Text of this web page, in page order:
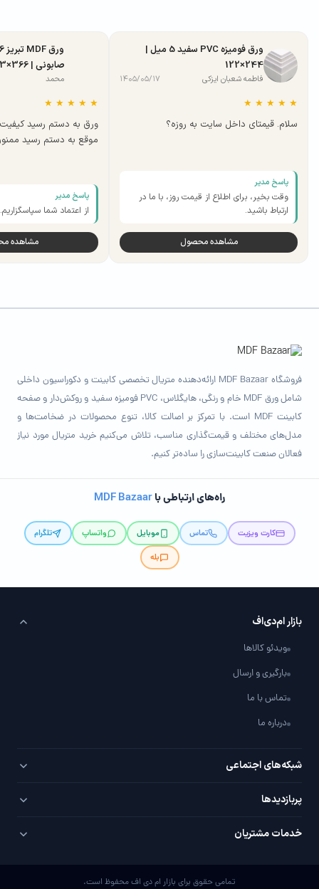
ورق فومیزه PVC سفید 5 میل |
244×122
فاطمه شعبان ایزکی ۱۴۰۵/۰۵/۱۷
★
★
★
★
★
سلام. قیمتای داخل سایت به روزه؟
پاسخ مدیر
وقت بخیر، برای اطلاع از قیمت روز، با ما در
ارتباط باشید.
مشاهده محصول
صابونی | 366×183
محمد
★
★
★
★
★
ورق به دستم رسید
موقع به دستم رسید
پاسخ مدیر
از اعتماد شما سپاسگزاریم.
مشاهده
فروشگاه MDF Bazaar ارائه‌دهنده متریال تخصصی کابینت و دکوراسیون داخلی
شامل ورق MDF خام و رنگی، هایگلاس، PVC فومیزه سفید و روکش‌دار و صفحه
کابینت MDF است. با تمرکز بر اصالت کالا، تنوع محصولات در ضخامت‌ها و
مدل‌های مختلف و قیمت‌گذاری مناسب، تلاش می‌کنیم خرید متریال مورد نیاز
فعالان صنعت کابینت‌سازی را ساده‌تر کنیم.
راه‌های ارتباطی باMDF Bazaar
کارت ویزیت تماس موبایل واتساپ
تلگرام
بله
بازار ام‌دی‌اف
ویدئو کالاها
بارگیری و ارسال
تماس با ما
درباره ما
شبکه‌های اجتماعی
تلگرام
پربازدید‌ها
PVC سفید
خدمات مشتریان
تمامی حقوق برای بازار ام دی اف محفوظ است.